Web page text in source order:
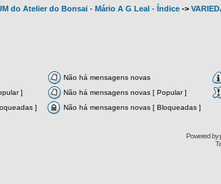
do Atelier do Bonsai - Mário A G Leal - Índice ->
Não há mensagens novas
]
Não há mensagens novas [ Popular ]
]
Não há mensagens novas [ Bloqueadas ]
Powered by